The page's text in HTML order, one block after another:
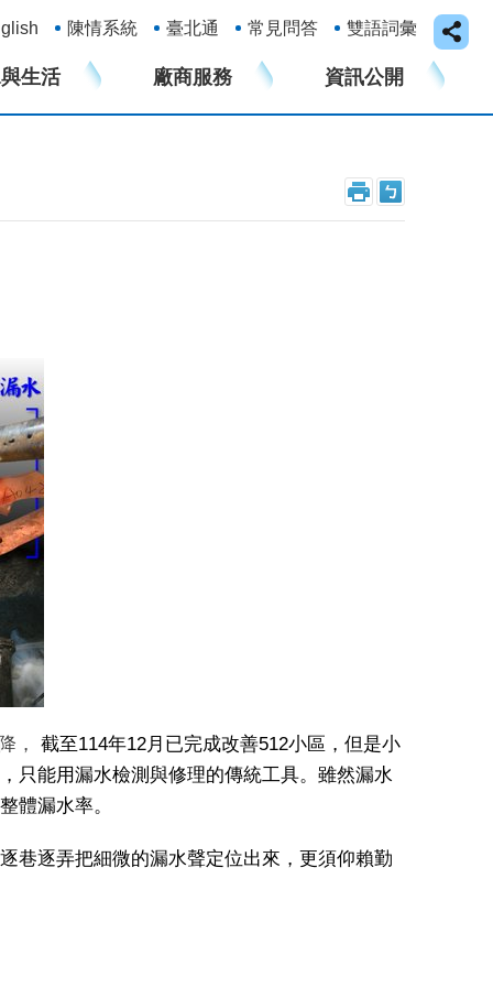
陳情系統 臺北通 常見問答 雙語詞彙
生活 廠商服務 資訊公開
，
截至114年12月已完成改善512小區，但是小
只能用漏水檢測與修理的傳統工具。雖然漏水
體漏水率。
巷逐弄把細微的漏水聲定位出來，更須仰賴勤